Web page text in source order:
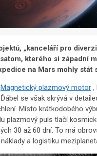
„kanceláří pro
kterého si západní
na Mars mohly stát
Magnetický plazmový motor ,
se však skrývá v
Místo krátkodobého
plazmový puls tlačí
30 až 60 dní. To má
a logistiku